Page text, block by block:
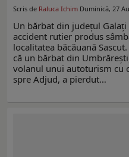
Scris de Raluca Ichim Duminică, 27
Un bărbat din județul
accident rutier produs
localitatea băcăuană
că un bărbat din
volanul unui autoturism cu
spre Adjud, a pierdut…